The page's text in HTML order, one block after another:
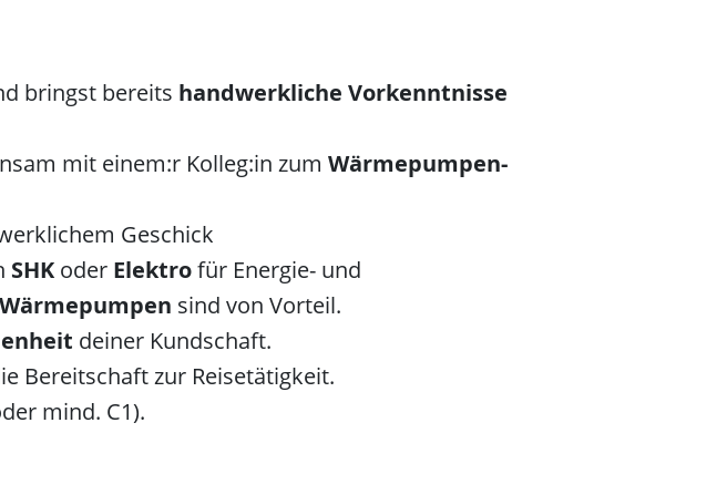
bringst bereits handwerkliche Vorkenntnisse
mit einem:r Kolleg:in zum Wärmepumpen-
Geschick
SHK oder Elektrofür Energie- und
Wärmepumpen sind von Vorteil.
deiner Kundschaft.
Bereitschaft zur Reisetätigkeit.
mind. C1).